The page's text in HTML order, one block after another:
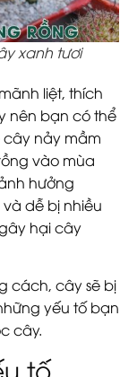
xanh tươi
liệt, thích
nên bạn có thể
nảy mầm
vào mùa
hưởng
dễ bị nhiều
hại cây
cách, cây sẽ bị
yếu tố bạn
cây.
tố